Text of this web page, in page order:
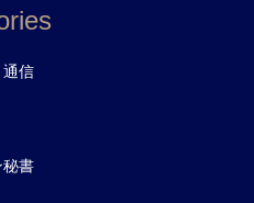
信
秘書